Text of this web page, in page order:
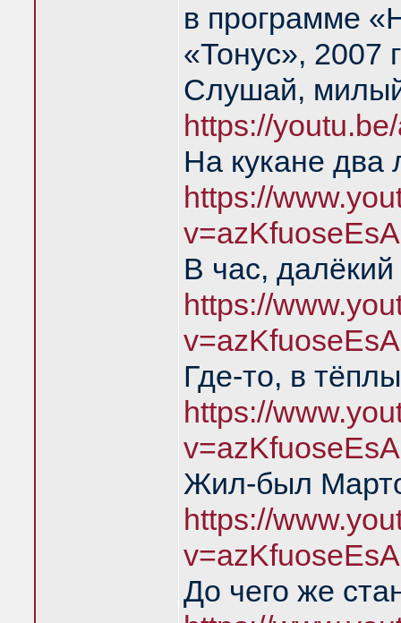
в программе
«Тонус», 2007
Слушай,
https://
На кукане два
https://
В час, далёкий
https://
Где-то, в
https://
Жил-был
https://
До чего же